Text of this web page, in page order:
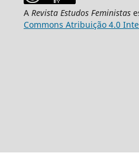
A Revista Estudos Feministas
Commons Atribuição 4.0